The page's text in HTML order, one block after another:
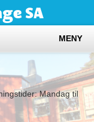
SA
MENY
Mandag til